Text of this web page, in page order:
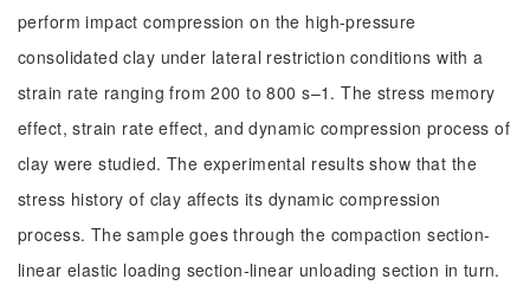
perform impact compression on the high-pressure
consolidated clay under lateral restriction conditions with a
strain rate ranging from 200 to 800 s–1. The stress memory
effect, strain rate effect, and dynamic compression process of
clay were studied. The experimental results show that the
stress history of clay affects its dynamic compression
process. The sample goes through the compaction section-
linear elastic loading section-linear unloading section in turn.